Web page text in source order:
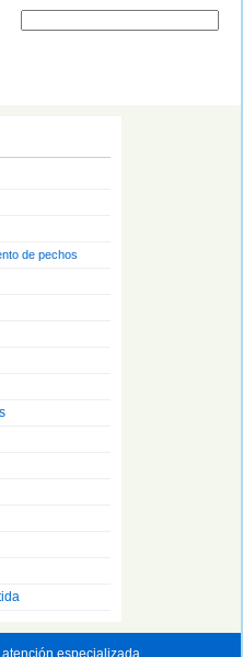
de pechos
especializada.